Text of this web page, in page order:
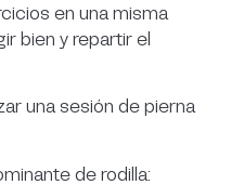
en una misma
bien y repartir el
una sesión de pierna
de rodilla: